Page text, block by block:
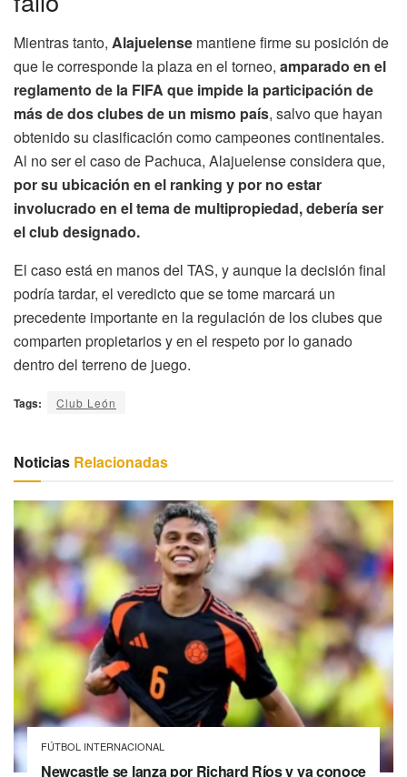
Mientras tanto, Alajuelense mantiene firme su posición de
que le corresponde la plaza en el torneo, amparado en el
reglamento de la FIFA que impide la participación de
más de dos clubes de un mismo país, salvo que hayan
obtenido su clasificación como campeones continentales.
Al no ser el caso de Pachuca, Alajuelense considera que,
por su ubicación en el ranking y por no estar
involucrado en el tema de multipropiedad, debería ser
el club designado.
El caso está en manos del TAS, y aunque la decisión final
podría tardar, el veredicto que se tome marcará un
precedente importante en la regulación de los clubes que
comparten propietarios y en el respeto por lo ganado
dentro del terreno de juego.
Tags: Club León
Noticias Relacionadas
FÚTBOL INTERNACIONAL
Newcastle se lanza por Richard Ríos y ya conoce